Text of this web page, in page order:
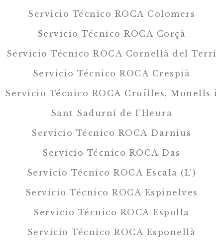
Servicio Técnico ROCA Colomers
Servicio Técnico ROCA Corçà
Servicio Técnico ROCA Cornellà del Terri
Servicio Técnico ROCA Crespià
Servicio Técnico ROCA Cruïlles, Monells i
Sant Sadurní de l’Heura
Servicio Técnico ROCA Darnius
Servicio Técnico ROCA Das
Servicio Técnico ROCA Escala (L’)
Servicio Técnico ROCA Espinelves
Servicio Técnico ROCA Espolla
Servicio Técnico ROCA Esponellà